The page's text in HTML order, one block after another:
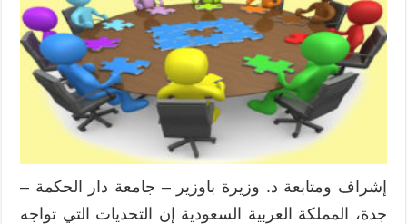
مجتمعات
التعلم
المهنية
ودور
قائد
المدرسة
في
مغلقة
إشراف ومتابعة د. وزيرة باوزير – جامعة دار الحكمة –
جدة، المملكة العربية السعودية إن التحديات التي تواجه